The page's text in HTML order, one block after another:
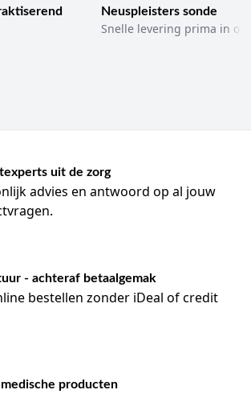
Neuspleisters sonde
Snelle levering prima in
uit de zorg
advies en antwoord op al jouw
- achteraf betaalgemak
bestellen zonder iDeal of credit
producten